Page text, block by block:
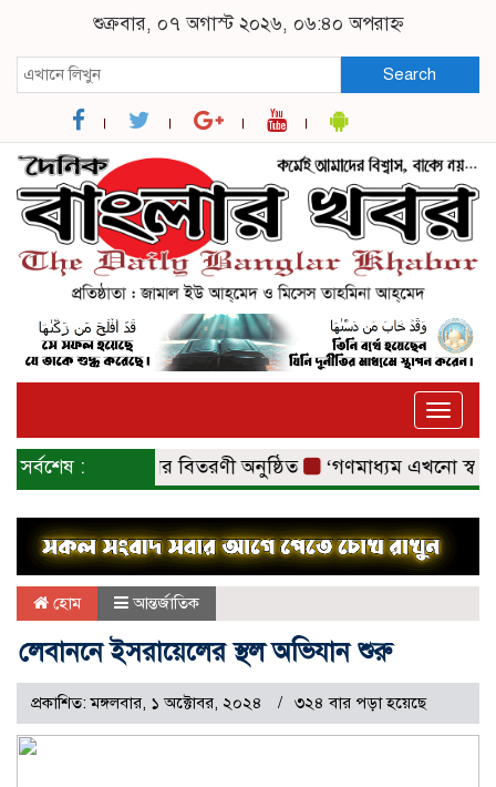
শুক্রবার, ০৭ অগাস্ট ২০২৬, ০৬:৪০ অপরাহ্ন
Search
Toggle
সর্বশেষ :পুরস্কার বিতরণী অনুষ্ঠিত ‘গণমাধ্যম এখনো স্বাধীন
হোম আন্তর্জাতিক
লেবাননে ইসরায়েলের স্থল অভিযান শুরু
প্রকাশিত: মঙ্গলবার, ১ অক্টোবর, ২০২৪ ৩২৪ বার পড়া হয়েছে